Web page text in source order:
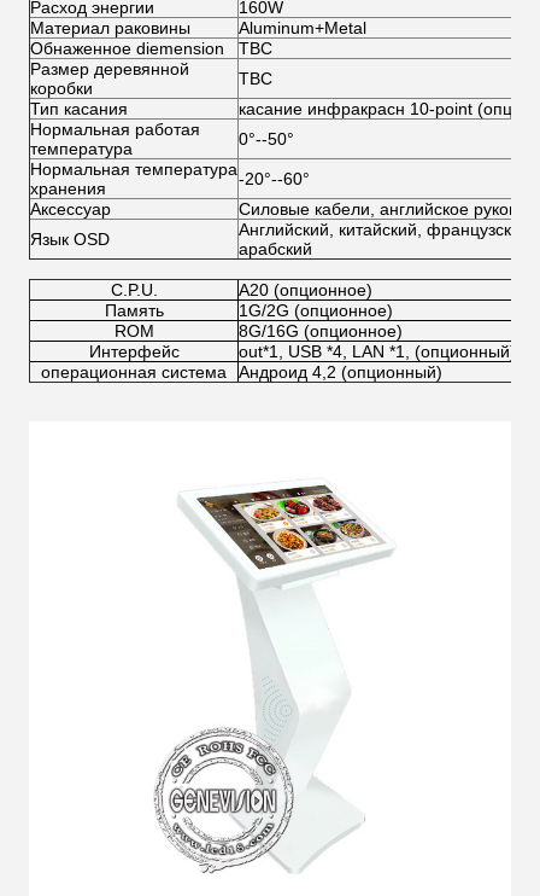
Расход энергии
160W
Материал раковины
Aluminum+Metal
Обнаженное diemension
TBC
Размер деревянной
коробки
TBC
Тип касания
касание инфракрасн 10-point
Нормальная работая
температура
0°--50°
Нормальная температура
хранения
-20°--60°
Аксессуар
Силовые кабели, английское
Язык OSD
Английский, китайский,
арабский
C.P.U.
A20 (опционное)
Память
1G/2G (опционное)
ROM
8G/16G (опционное)
Интерфейс
out*1, USB *4, LAN *1, (опционный)
операционная система
Андроид 4,2 (опционный)